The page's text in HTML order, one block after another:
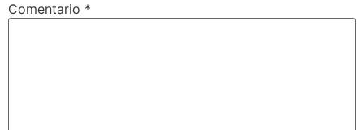
Comentario *